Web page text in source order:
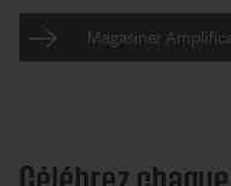
Magasiner
Célébrez